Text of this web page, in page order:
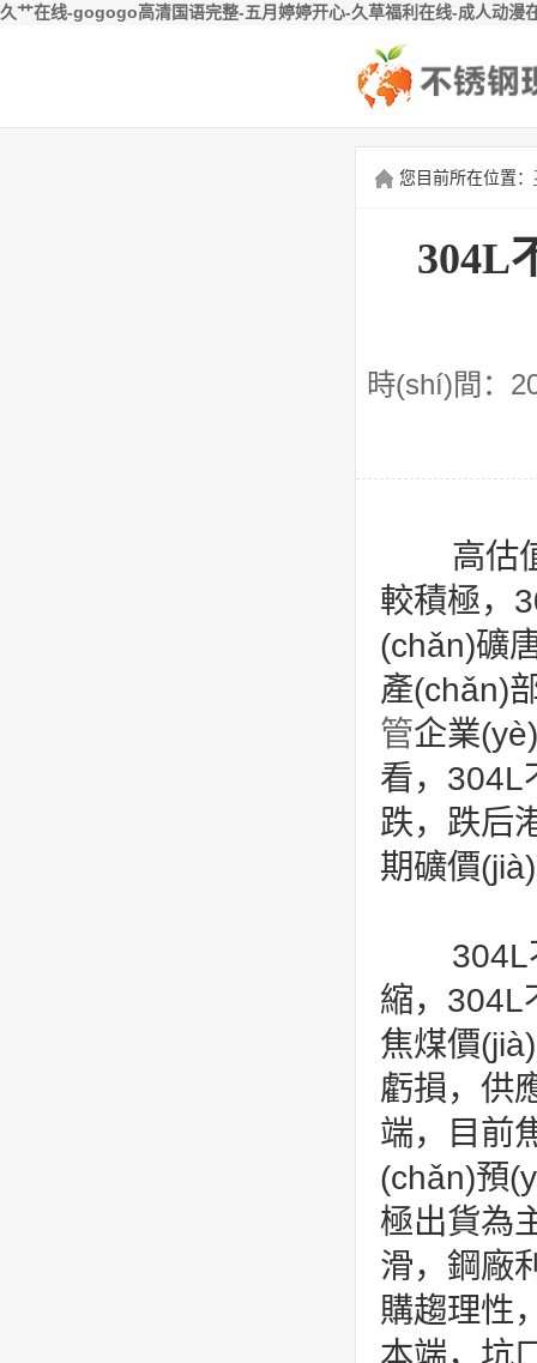
久艹在线-gogogo高清国语完整-五月婷婷开心-久草福利在线-成人动
您目前所在位置：
304L
時(shí)間：
高估
較積極，
(chǎn)礦
產(chǎn)
管企業
看，304L
跌，跌后
期礦價
304L
縮，304L
焦煤價
虧損，供
端，目前
(chǎn)預
極出貨為
滑，鋼廠
購趨理性
本端，坑